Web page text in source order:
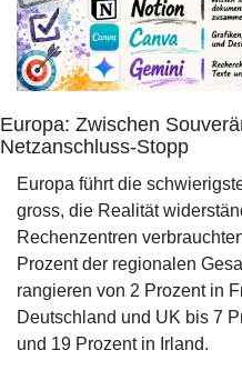
Europa: Zwischen
Netzanschluss-Stopp
Europa führt die
gross, die Realität
Rechenzentren
Prozent der regionalen
rangieren von 2 Prozent in
Deutschland und UK bis 7
und 19 Prozent in Irland.